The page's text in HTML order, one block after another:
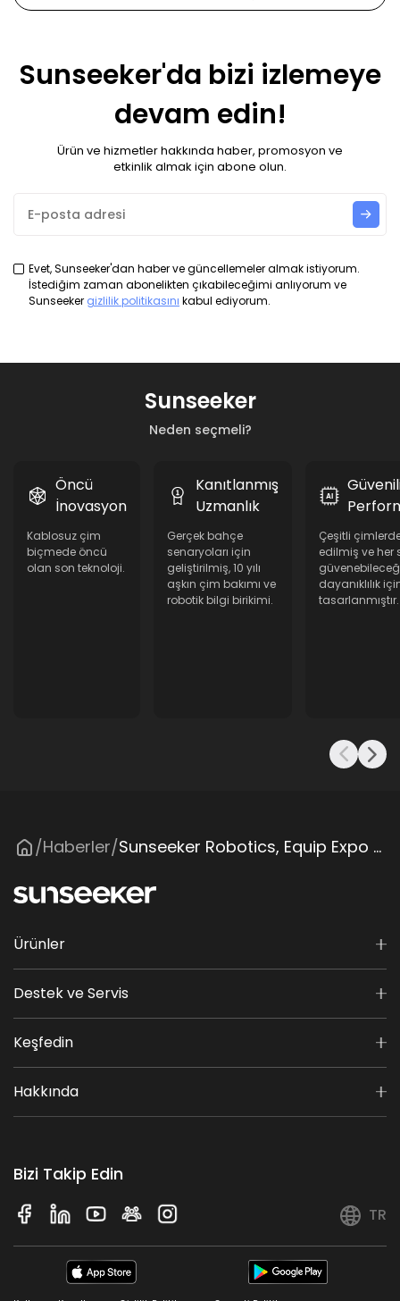
Sunseeker'da bizi izlemeye
devam edin!
Ürün ve hizmetler hakkında haber, promosyon ve
etkinlik almak için abone olun.
Evet, Sunseeker'dan haber ve güncellemeler almak istiyorum.
İstediğim zaman abonelikten çıkabileceğimi anlıyorum ve
Sunseeker gizlilik politikasını kabul ediyorum.
Neden seçmeli?
Sunseeker
Öncü
İnovasyon
Kablosuz çim
biçmede öncü
olan son teknoloji.
Kanıtlanmış
Uzmanlık
Gerçek bahçe
senaryoları için
geliştirilmiş, 10 yılı
aşkın çim bakımı ve
robotik bilgi birikimi.
Çeşitli
edilmiş ve her
dayanıklılık
tasarlanmıştır.
/Haberler/ Sunseeker Robotics, Equip Expo 2025'te ABD'deki İlk LiDAR Donanımlı Robotik Çim Biçme Makinesi S4'ü Tanıttı
Ürünler
Destek ve Servis
Keşfedin
Hakkında
Bizi Takip Edin
TR